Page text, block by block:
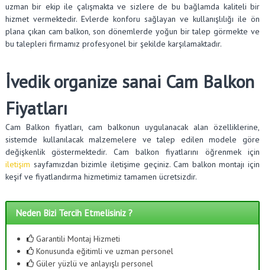
uzman bir ekip ile çalışmakta ve sizlere de bu bağlamda kaliteli bir
hizmet vermektedir. Evlerde konforu sağlayan ve kullanışlılığı ile ön
plana çıkan cam balkon, son dönemlerde yoğun bir talep görmekte ve
bu talepleri firmamız profesyonel bir şekilde karşılamaktadır.
İvedik organize sanai Cam Balkon
Fiyatları
Cam Balkon fiyatları, cam balkonun uygulanacak alan özelliklerine,
sistemde kullanılacak malzemelere ve talep edilen modele göre
değişkenlik göstermektedir. Cam balkon fiyatlarını öğrenmek için
iletişim sayfamızdan bizimle iletişime geçiniz. Cam balkon montajı için
keşif ve fiyatlandırma hizmetimiz tamamen ücretsizdir.
Neden Bizi Tercih Etmelisiniz ?
Garantili Montaj Hizmeti
Konusunda eğitimli ve uzman personel
Güler yüzlü ve anlayışlı personel